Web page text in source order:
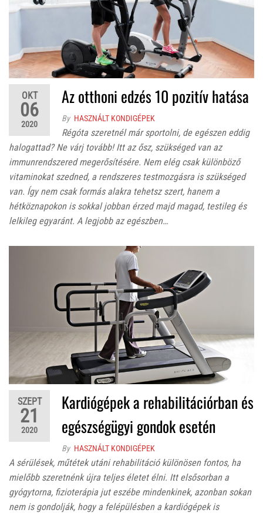
OKT
06
2020
Az otthoni edzés 10 pozitív hatása
By HASZNÁLT KONDIGÉPEK
Régóta szeretnél már sportolni, de egészen eddig
halogattad? Ne várj tovább! Itt az ősz, szükséged van az
immunrendszered megerősítésére. Nem elég csak különböző
vitaminokat szedned, a rendszeres testmozgásra is szükséged
van. Így nem csak formás alakra tehetsz szert, hanem a
hétköznapokon is sokkal jobban érzed majd magad, testileg és
lelkileg egyaránt. A legjobb az egészben…
SZEPT
21
2020
Kardiógépek a rehabilitációrban és
egészségügyi gondok esetén
By HASZNÁLT KONDIGÉPEK
A sérülések, műtétek utáni rehabilitáció különösen fontos, ha
mielőbb szeretnénk újra teljes életet élni. Itt elsősorban a
gyógytorna, fizioterápia jut eszébe mindenkinek, azonban sokan
nem is gondolják, hogy a felépülésben a kardiógépek is